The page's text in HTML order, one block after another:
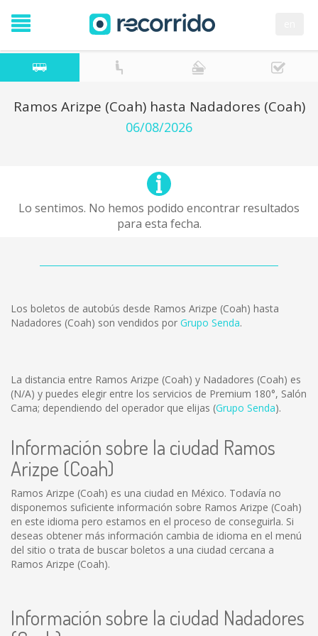
Ramos Arizpe (Coah) hasta Nadadores (Coah)
06/08/2026
Lo sentimos. No hemos podido encontrar resultados
para esta fecha.
Los boletos de autobús desde Ramos Arizpe (Coah) hasta
Nadadores (Coah) son vendidos por Grupo Senda.
La distancia entre Ramos Arizpe (Coah) y Nadadores (Coah) es
(N/A) y puedes elegir entre los servicios de Premium 180°, Salón
Cama; dependiendo del operador que elijas (Grupo Senda).
Información sobre la ciudad Ramos
Arizpe (Coah)
Ramos Arizpe (Coah) es una ciudad en México. Todavía no
disponemos suficiente información sobre Ramos Arizpe (Coah)
en este idioma pero estamos en el proceso de conseguirla. Si
deseas obtener más información cambia de idioma en el menú
del sitio o trata de buscar boletos a una ciudad cercana a
Ramos Arizpe (Coah).
Información sobre la ciudad Nadadores